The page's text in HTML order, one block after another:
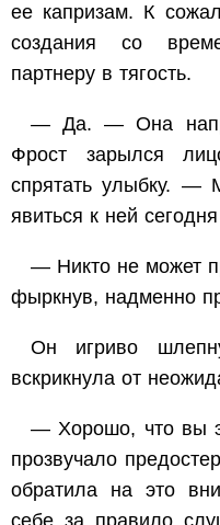
ее капризам. К
создания со
партнеру в тягость.
— Да. — Она
Фрост зарылся
спрятать улыбку. —
явиться к ней
— Никто не может
фыркнув, надменно
Он игриво
вскрикнула от
— Хорошо, что вы
прозвучало
обратила на это